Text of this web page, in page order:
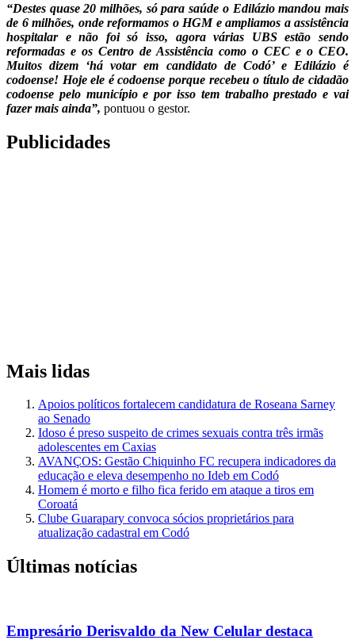
“Destes quase 20 milhões, só para saúde o Edilázio mandou mais
de 6 milhões, onde reformamos o HGM e ampliamos a assistência
hospitalar e não foi só isso, agora várias UBS estão sendo
reformadas e os Centro de Assistência como o CEC e o CEO.
Muitos dizem ‘há votar em candidato de Codó’ e Edilázio é
codoense! Hoje ele é codoense porque recebeu o título de cidadão
codoense pelo município e por isso tem trabalho prestado e vai
fazer mais ainda”, pontuou o gestor.
Publicidades
Mais lidas
Apoios políticos fortalecem candidatura de Roseana Sarney
ao Senado
Idoso é preso suspeito de crimes sexuais contra três irmãs
adolescentes em Caxias
AVANÇOS: Gestão Chiquinho FC recupera indicadores da
educação e eleva desempenho no Ideb em Codó
Homem é morto e filho fica ferido em ataque a tiros em
Coroatá
Clube Guarapary convoca sócios proprietários para
atualização cadastral em Codó
Últimas notícias
Empresário Derisvaldo da New Celular destaca